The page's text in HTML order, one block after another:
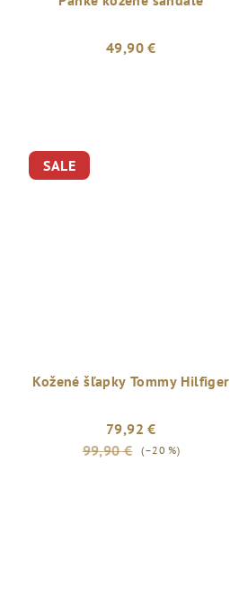
49,90 €
SALE
Kožené šľapky Tommy Hilfiger
79,92 €
99,90 €
(–20 %)